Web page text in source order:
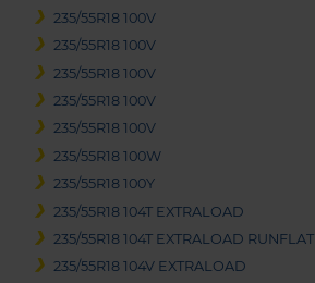
235/55R18 100V
235/55R18 100V
235/55R18 100V
235/55R18 100V
235/55R18 100V
235/55R18 100W
235/55R18 100Y
235/55R18 104T EXTRALOAD
235/55R18 104T EXTRALOAD RUNFLAT
235/55R18 104V EXTRALOAD